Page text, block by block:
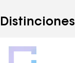
Distinciones